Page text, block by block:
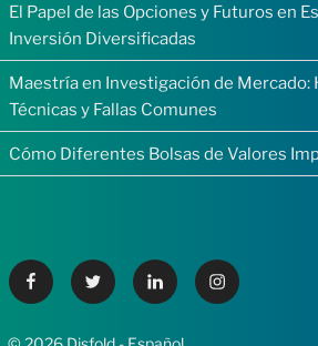
El Papel de las Opciones y Futuros en
Inversión Diversificadas
Maestría en Investigación de Mercado:
Técnicas y Fallas Comunes
Cómo Diferentes Bolsas de Valores
FacebookTwitter LinkedinInstagram